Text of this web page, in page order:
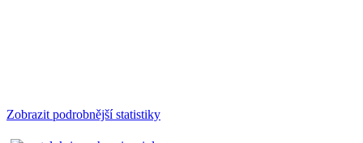
Zobrazit podrobnější statistiky